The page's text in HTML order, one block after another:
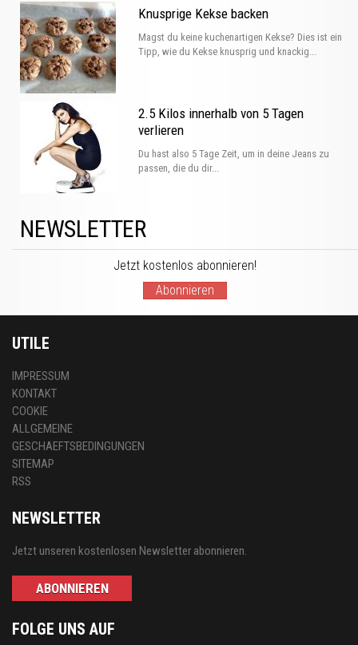
Knusprige Kekse backen
Magst du keine kuchenartigen Kekse? Dies ist ein
Tipp, wie du Kekse knusprig und knackig...
2.5 Kilos innerhalb von 5 Tagen
verlieren
Du hast also 5 Tage Zeit, um in deine Jeans zu
passen, die du dir...
NEWSLETTER
Jetzt kostenlos abonnieren!
Abonnieren
UTILE
IMPRESSUM
KONTAKT
COOKIE
ALLGEMEINE
GESCHAEFTSBEDINGUNGEN
SITEMAP
RSS
NEWSLETTER
Jetzt unseren kostenlosen Newsletter abonnieren.
ABONNIEREN
FOLGE UNS AUF